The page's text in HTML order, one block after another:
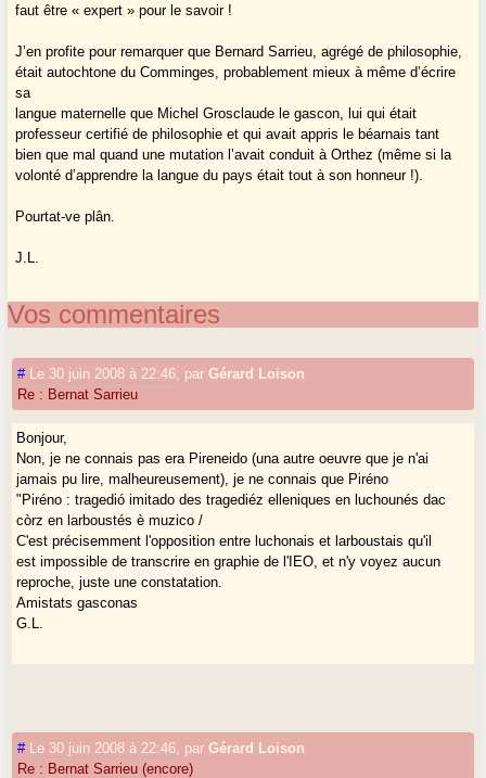
faut être « expert » pour le savoir !
J’en profite pour remarquer que Bernard Sarrieu, agrégé de philosophie,
était autochtone du Comminges, probablement mieux à même d’écrire
sa
langue maternelle que Michel Grosclaude le gascon, lui qui était
professeur certifié de philosophie et qui avait appris le béarnais tant
bien que mal quand une mutation l’avait conduit à Orthez (même si la
volonté d’apprendre la langue du pays était tout à son honneur !).
Pourtat-ve plân.
J.L.
Vos commentaires
# Le 30 juin 2008 à 22:46 parGérard Loison
Re : Bernat Sarrieu
Bonjour,
Non, je ne connais pas era Pireneido (una autre oeuvre que je n'ai
jamais pu lire, malheureusement), je ne connais que Piréno
"Piréno : tragedió imitado des tragediéz elleniques en luchounés dac
còrz en larboustés è muzico /
C'est précisemment l'opposition entre luchonais et larboustais qu'il
est impossible de transcrire en graphie de l'IEO, et n'y voyez aucun
reproche, juste une constatation.
Amistats gasconas
G.L.
# Le 30 juin 2008 à 22:46 parGérard Loison
Re : Bernat Sarrieu (encore)